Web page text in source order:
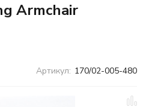
Armchair
Артикул: 170/02-005-480